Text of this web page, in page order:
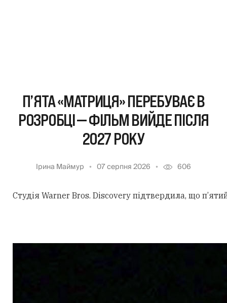
П’ЯТА «МАТРИЦЯ» ПЕРЕБУВАЄ В
РОЗРОБЦІ — ФІЛЬМ ВИЙДЕ ПІСЛЯ
2027 РОКУ
Ірина Маймур 07 серпня 2026 606
Студія Warner Bros. Discovery підтвердила, що